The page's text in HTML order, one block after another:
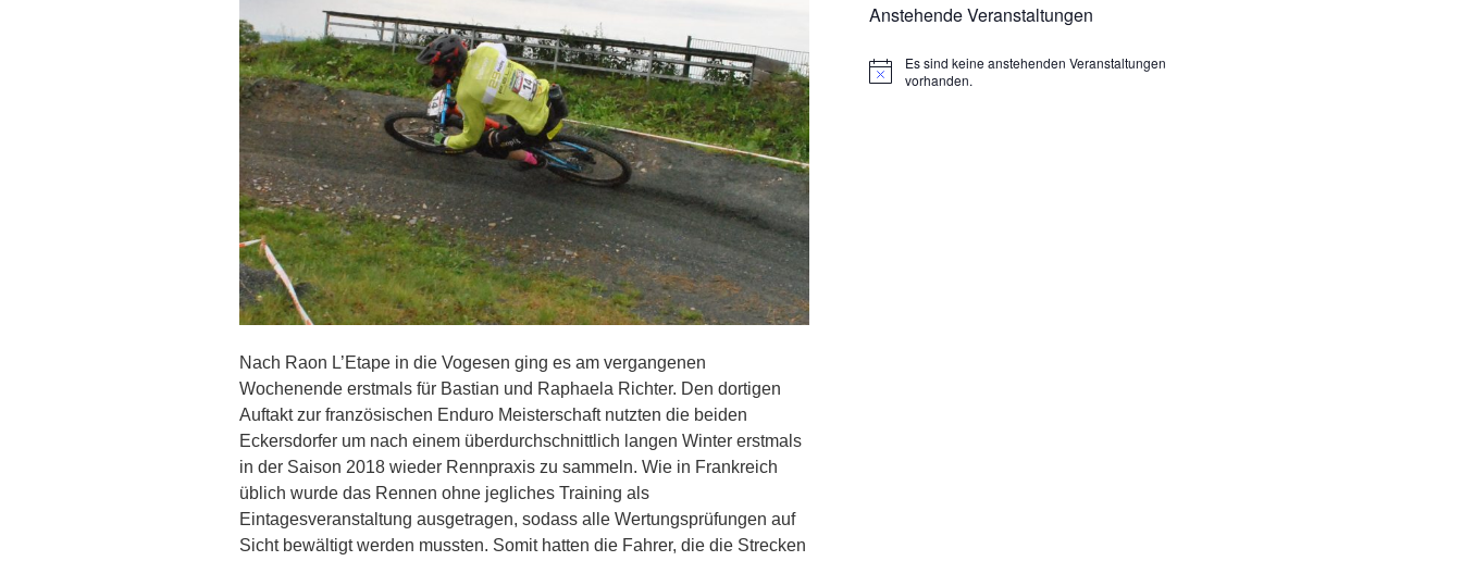
Nach Raon L’Etape in die Vogesen ging es am vergangenen
Wochenende erstmals für Bastian und Raphaela Richter. Den dortigen
Auftakt zur französischen Enduro Meisterschaft nutzten die beiden
Eckersdorfer um nach einem überdurchschnittlich langen Winter erstmals
in der Saison 2018 wieder Rennpraxis zu sammeln. Wie in Frankreich
üblich wurde das Rennen ohne jegliches Training als
Eintagesveranstaltung ausgetragen, sodass alle Wertungsprüfungen auf
Sicht bewältigt werden mussten. Somit hatten die Fahrer, die die Strecken
Anstehende Veranstaltungen
H
Es sind keine anstehenden Veranstaltungen
vorhanden.